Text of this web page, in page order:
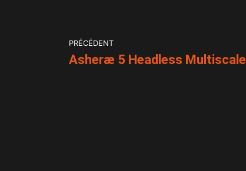
PRÉCÉDENT
Asheræ 5 Headless Multiscale